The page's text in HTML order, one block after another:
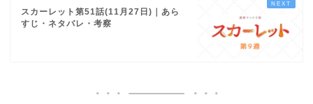
スカーレット第51話(11月27日)｜あら
すじ・ネタバレ・考察